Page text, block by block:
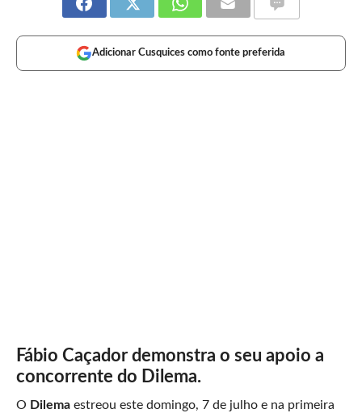
Adicionar Cusquices como fonte preferida
Fábio Caçador demonstra o seu apoio a
concorrente do Dilema.
O Dilemaestreou este domingo, 7 de julho e na primeira